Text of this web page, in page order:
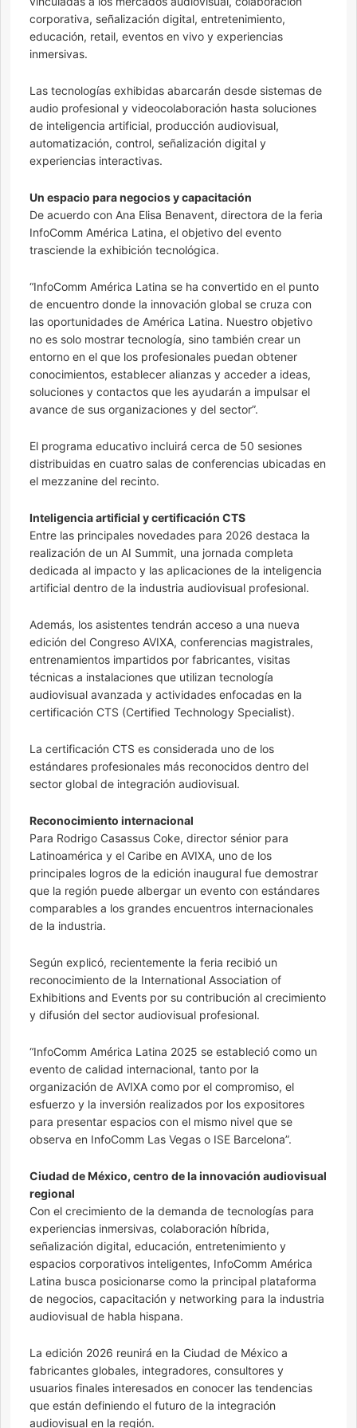
corporativa, señalización digital, entretenimiento,
educación, retail, eventos en vivo y experiencias
inmersivas.
Las tecnologías exhibidas abarcarán desde sistemas de
audio profesional y videocolaboración hasta soluciones
de inteligencia artificial, producción audiovisual,
automatización, control, señalización digital y
experiencias interactivas.
Un espacio para negocios y capacitación
De acuerdo con Ana Elisa Benavent, directora de la feria
InfoComm América Latina, el objetivo del evento
trasciende la exhibición tecnológica.
“InfoComm América Latina se ha convertido en el punto
de encuentro donde la innovación global se cruza con
las oportunidades de América Latina. Nuestro objetivo
no es solo mostrar tecnología, sino también crear un
entorno en el que los profesionales puedan obtener
conocimientos, establecer alianzas y acceder a ideas,
soluciones y contactos que les ayudarán a impulsar el
avance de sus organizaciones y del sector”.
El programa educativo incluirá cerca de 50 sesiones
distribuidas en cuatro salas de conferencias ubicadas en
el mezzanine del recinto.
Inteligencia artificial y certificación CTS
Entre las principales novedades para 2026 destaca la
realización de un AI Summit, una jornada completa
dedicada al impacto y las aplicaciones de la inteligencia
artificial dentro de la industria audiovisual profesional.
Además, los asistentes tendrán acceso a una nueva
edición del Congreso AVIXA, conferencias magistrales,
entrenamientos impartidos por fabricantes, visitas
técnicas a instalaciones que utilizan tecnología
audiovisual avanzada y actividades enfocadas en la
certificación CTS (Certified Technology Specialist).
La certificación CTS es considerada uno de los
estándares profesionales más reconocidos dentro del
sector global de integración audiovisual.
Reconocimiento internacional
Para Rodrigo Casassus Coke, director sénior para
Latinoamérica y el Caribe en AVIXA, uno de los
principales logros de la edición inaugural fue demostrar
que la región puede albergar un evento con estándares
comparables a los grandes encuentros internacionales
de la industria.
Según explicó, recientemente la feria recibió un
reconocimiento de la International Association of
Exhibitions and Events por su contribución al crecimiento
y difusión del sector audiovisual profesional.
“InfoComm América Latina 2025 se estableció como un
evento de calidad internacional, tanto por la
organización de AVIXA como por el compromiso, el
esfuerzo y la inversión realizados por los expositores
para presentar espacios con el mismo nivel que se
observa en InfoComm Las Vegas o ISE Barcelona”.
Ciudad de México, centro de la innovación audiovisual
regional
Con el crecimiento de la demanda de tecnologías para
experiencias inmersivas, colaboración híbrida,
señalización digital, educación, entretenimiento y
espacios corporativos inteligentes, InfoComm América
Latina busca posicionarse como la principal plataforma
de negocios, capacitación y networking para la industria
audiovisual de habla hispana.
La edición 2026 reunirá en la Ciudad de México a
fabricantes globales, integradores, consultores y
usuarios finales interesados en conocer las tendencias
que están definiendo el futuro de la integración
audiovisual en la región.